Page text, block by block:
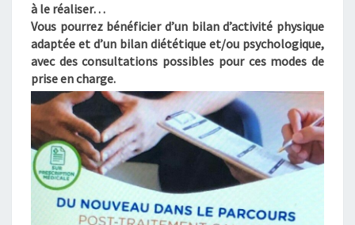
B
A
L
P
P
R
A
N
à le réaliser…
Vous pourrez bénéficier d’un bilan d’activité physique
adaptée et d’un bilan diététique et/ou psychologique,
avec des consultations possibles pour ces modes de
prise en charge.